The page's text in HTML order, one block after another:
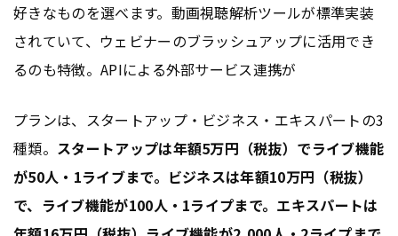
好きなものを選べます。動画視聴解析ツールが標準実装
されていて、ウェビナーのブラッシュアップに活用でき
るのも特徴。APIによる外部サービス連携が
プランは、スタートアップ・ビジネス・エキスパートの3
種類。 スタートアップは年額5万円（税抜）でライブ機能
が50人・1ライブまで。ビジネスは年額10万円（税抜）
で、ライブ機能が100人・1ライプまで。エキスパートは